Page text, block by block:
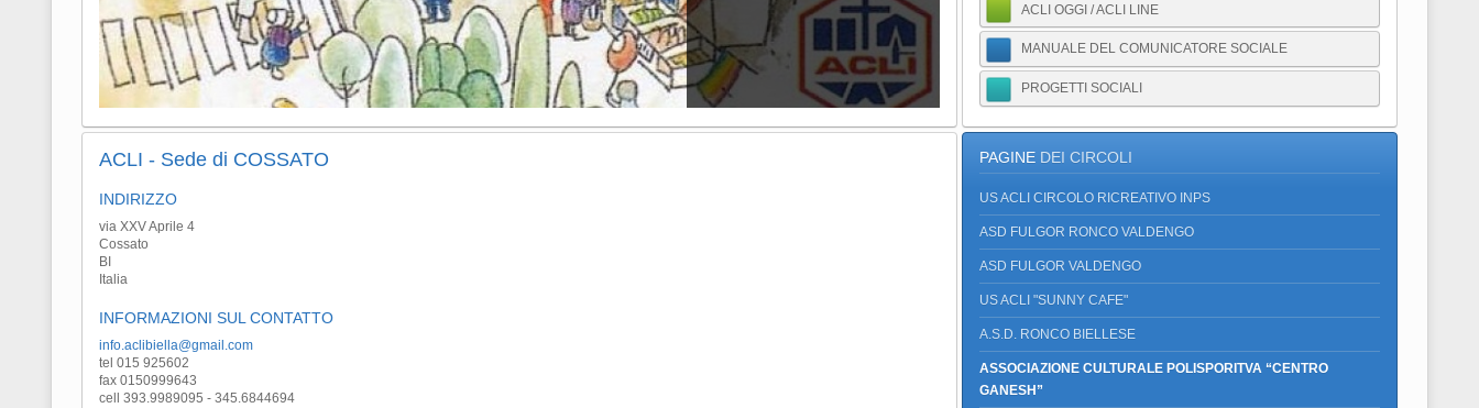
ACLI OGGI / ACLI LINE
MANUALE DEL COMUNICATORE SOCIALE
PROGETTI SOCIALI
ACLI - Sede di COSSATO
INDIRIZZO
via XXV Aprile 4
Cossato
BI
Italia
INFORMAZIONI SUL CONTATTO
info.aclibiella@gmail.com
tel 015 925602
fax 0150999643
cell 393.9989095 - 345.6844694
PAGINE DEI CIRCOLI
US ACLI CIRCOLO RICREATIVO INPS
ASD FULGOR RONCO VALDENGO
ASD FULGOR VALDENGO
US ACLI "SUNNY CAFE"
A.S.D. RONCO BIELLESE
ASSOCIAZIONE CULTURALE POLISPORITVA “CENTRO
GANESH”